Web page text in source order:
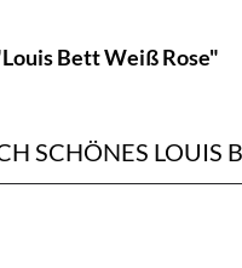
Bett Weiß Rose"
SCHÖNES LOUIS